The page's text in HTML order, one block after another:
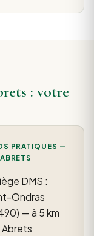
: votre
PRATIQUES —
DMS :
Ondras
— à 5 km